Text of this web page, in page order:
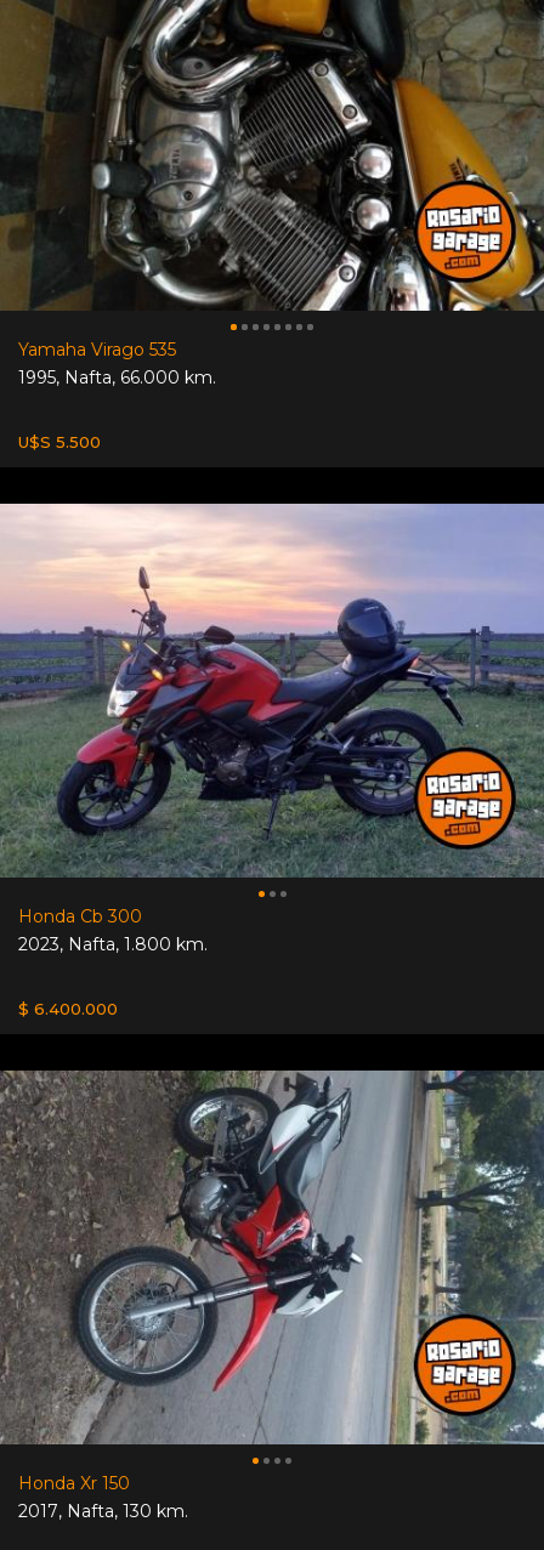
Yamaha Virago 535
1995, Nafta, 66.000 km.
U$S 5.500
Honda Cb 300
2023, Nafta, 1.800 km.
$ 6.400.000
Honda Xr 150
2017, Nafta, 130 km.